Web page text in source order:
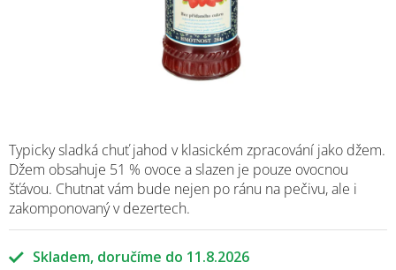
Skladem 11.8.2026
Typicky sladká chuť jahod v klasickém zpracování jako džem.
Džem obsahuje 51 % ovoce a slazen je pouze ovocnou
šťávou. Chutnat vám bude nejen po ránu na pečivu, ale i
zakomponovaný v dezertech.